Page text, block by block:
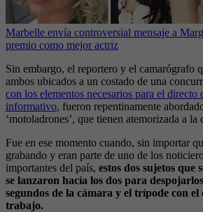
Marbelle envía controversial mensaje a
premio como mejor actriz
Sin embargo, el reportero y el camarógrafo
ambos ubicados a un costado de una
con los elementos necesarios para el directo
informativo, fueron repentinamente
‘motoladrones’, que tienen atemorizada a la
Fue en ese momento cuando, sin importar
grabando y eran parte de uno de los
importantes del país, estos dos sujetos que
se lanzaron hacía los dos para
segundos de la cámara y el trípode con el
trabajo.